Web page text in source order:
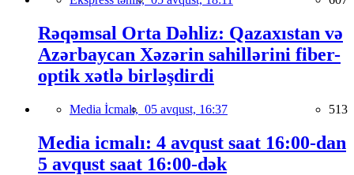
Rəqəmsal Orta Dəhliz: Qazaxıstan və
Azərbaycan Xəzərin sahillərini fiber-
optik xətlə birləşdirdi
Media İcmalı, 05 avqust, 16:37 513
Media icmalı: 4 avqust saat 16:00-dan
5 avqust saat 16:00-dək